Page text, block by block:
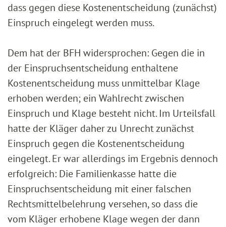
dass gegen diese Kostenentscheidung (zunächst)
Einspruch eingelegt werden muss.
Dem hat der BFH widersprochen: Gegen die in
der Einspruchsentscheidung enthaltene
Kostenentscheidung muss unmittelbar Klage
erhoben werden; ein Wahlrecht zwischen
Einspruch und Klage besteht nicht. Im Urteilsfall
hatte der Kläger daher zu Unrecht zunächst
Einspruch gegen die Kostenentscheidung
eingelegt. Er war allerdings im Ergebnis dennoch
erfolgreich: Die Familienkasse hatte die
Einspruchsentscheidung mit einer falschen
Rechtsmittelbelehrung versehen, so dass die
vom Kläger erhobene Klage wegen der dann